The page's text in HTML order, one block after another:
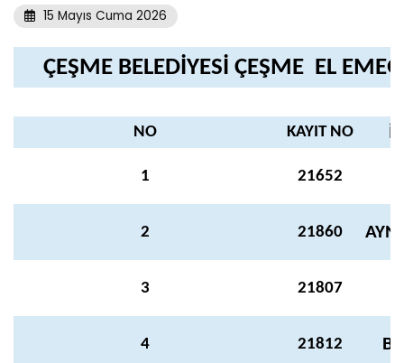
15 Mayıs Cuma 2026
ÇEŞME BELEDİYESİ ÇEŞME EL
NO KAYIT NO
1 21652
2 21860
3 21807
4 21812